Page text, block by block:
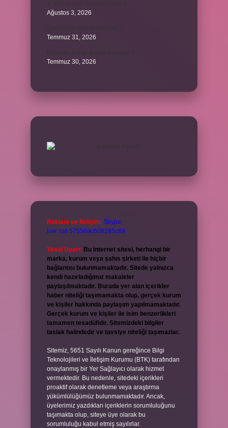
Ağustos 3, 2026
Temmuz 31, 2026
Temmuz 30, 2026
Reklam ve İletişim: Skype:
live:.cid.575569c608265c69
Yasal Uyarı: Bu internet sitesi, herhangi bir
marka, kurum veya şahıs şirketi ile hiçbir
bağlantısı bulunmamaktadır. Sitede yalnızca
kendi hazırladığımız makaleler
paylaşılmaktadır. Burada yer alan içerikler
haber niteliği taşımamakta olup, gerçek kurum
ve kişiler hakkında paylaşım yapılmamaktadır.
Gerçek kurum ve kişiler ile isim benzerlikleri
tamamen tesadüfidir. Sitemizdeki bilgiler
taslak halindedir ve tavsiye niteliği taşımazlar.
Sitemiz, 5651 Sayılı Kanun gereğince Bilgi
Teknolojileri ve İletişim Kurumu (BTK) tarafından
onaylanmış bir Yer Sağlayıcı olarak hizmet
vermektedir. Bu nedenle, sitedeki içerikleri
proaktif olarak denetleme veya araştırma
yükümlülüğümüz bulunmamaktadır. Ancak,
üyelerimiz yazdıkları içeriklerin sorumluluğunu
taşımakta olup, siteye üye olarak bu
sorumluluğu kabul etmiş sayılırlar.